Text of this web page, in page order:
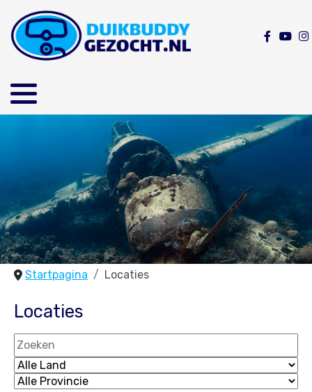
Startpagina Locaties
Locaties
Zoeken
Land
Provincie